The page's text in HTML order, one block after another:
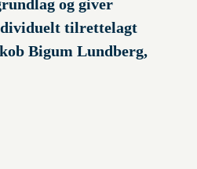
og giver
tilrettelagt
Bigum Lundberg,